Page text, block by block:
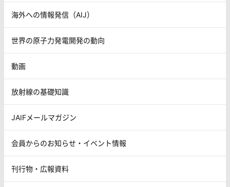
海外への情報発信（AIJ）
世界の原子力発電開発の動向
動画
放射線の基礎知識
JAIFメールマガジン
会員からのお知らせ・イベント情報
刊行物・広報資料